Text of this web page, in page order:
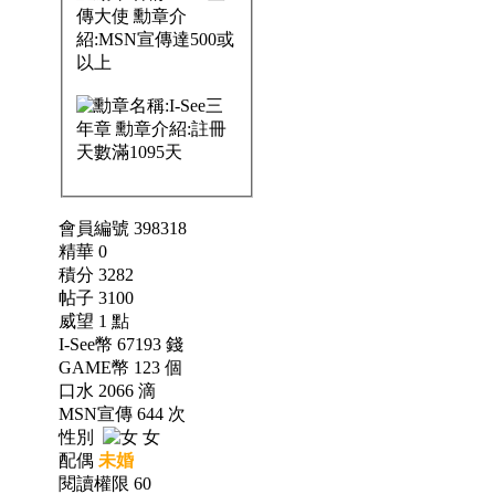
會員編號 398318
精華 0
積分 3282
帖子 3100
威望 1 點
I-See幣 67193 錢
GAME幣 123 個
口水 2066 滴
MSN宣傳 644 次
性別
女
配偶 未婚
閱讀權限 60